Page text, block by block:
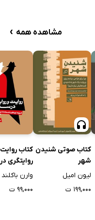
مشاهده همه ›
کتاب صوتی شنیدن
شهر
لیون امیل
۱۹۹,۰۰۰ ت
کتاب
روایتگری
وارن باکلند
۹۹,۰۰۰ ت